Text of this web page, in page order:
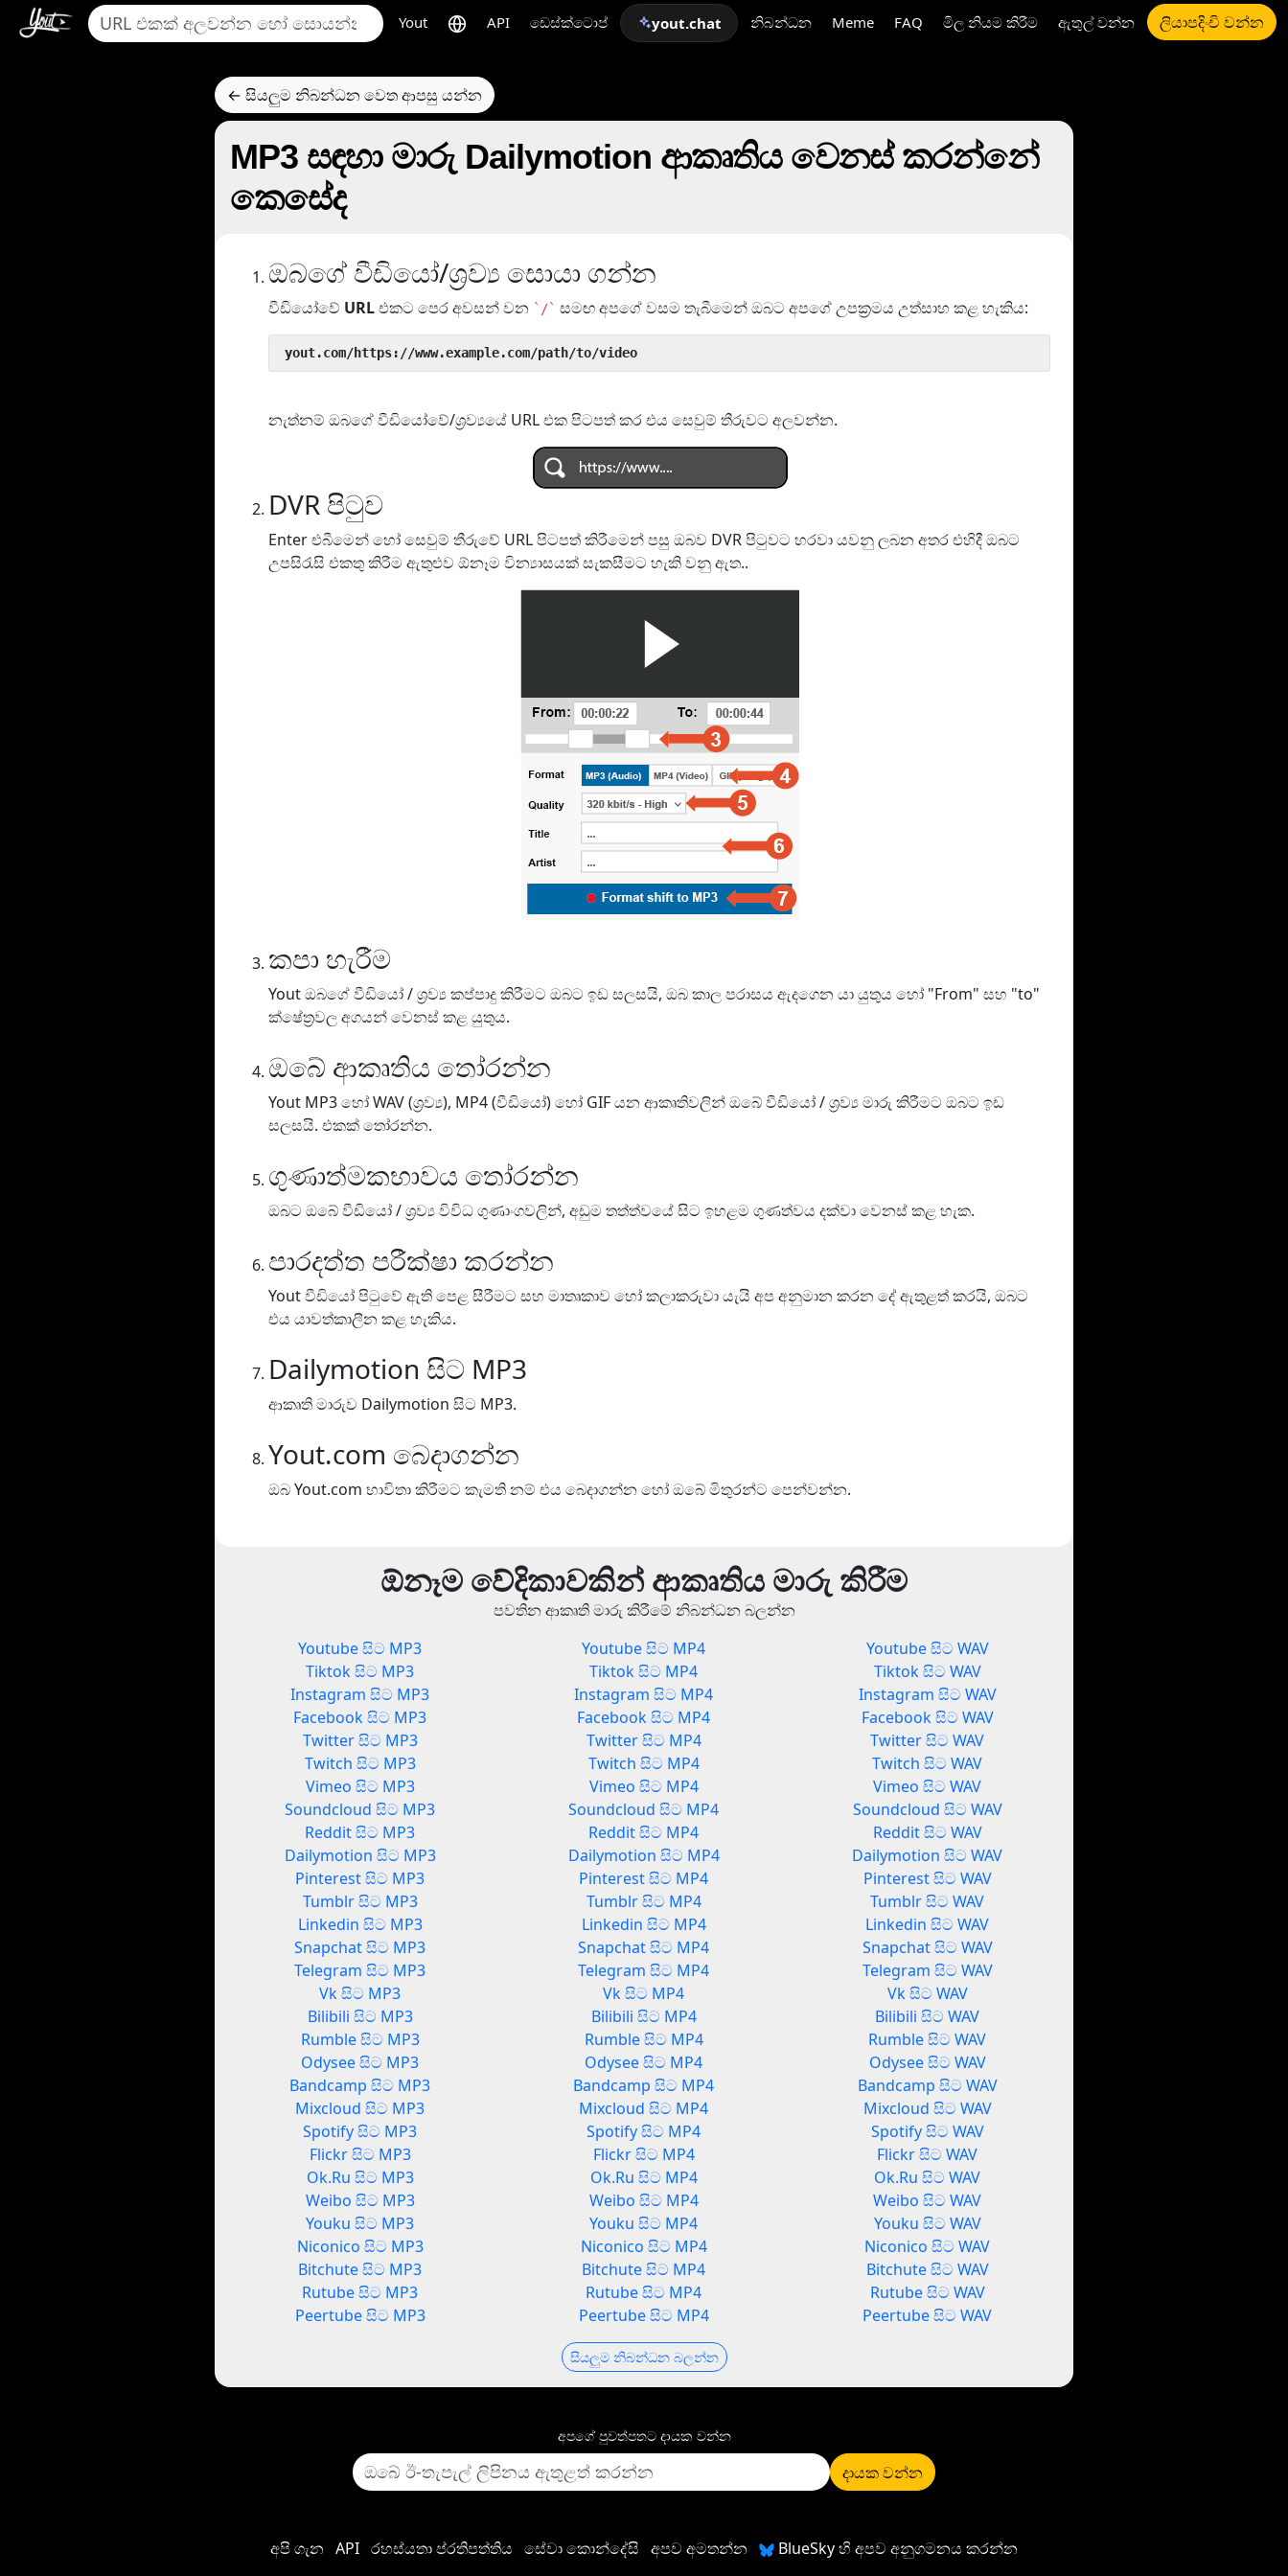
Yout API ඩෙස්ක්ටොප් yout.chat නිබන්ධන Meme FAQ මිල නියම කිරීම ඇතුල් වන්න ලියාපදිංචි වන්න
← සියලුම නිබන්ධන වෙත ආපසු යන්න
MP3 සඳහා මාරු Dailymotion ආකෘතිය වෙනස් කරන්නේ
කෙසේද
ඔබගේ වීඩියෝ/ශ්‍රව්‍ය සොයා ගන්න
වීඩියෝවේ URLඑකට පෙර අවසන් වන `/` සමඟ අපගේ වසම තැබීමෙන් ඔබට අපගේ උපක්‍රමය උත්සාහ කළ හැකිය:
yout.com/https://www.example.com/path/to/video
නැත්නම් ඔබගේ වීඩියෝවේ/ශ්‍රව්‍යයේ URL එක පිටපත් කර එය සෙවුම් තීරුවට අලවන්න.
DVR පිටුව
Enter එබීමෙන් හෝ සෙවුම් තීරුවේ URL පිටපත් කිරීමෙන් පසු ඔබව DVR පිටුවට හරවා යවනු ලබන අතර එහිදී ඔබට
උපසිරැසි එකතු කිරීම ඇතුළුව ඕනෑම වින්‍යාසයක් සැකසීමට හැකි වනු ඇත..
කපා හැරීම
Yout ඔබගේ වීඩියෝ / ශ්‍රව්‍ය කප්පාදු කිරීමට ඔබට ඉඩ සලසයි, ඔබ කාල පරාසය ඇදගෙන යා යුතුය හෝ "From" සහ "to"
ක්ෂේත්‍රවල අගයන් වෙනස් කළ යුතුය.
ඔබේ ආකෘතිය තෝරන්න
Yout MP3 හෝ WAV (ශ්‍රව්‍ය), MP4 (වීඩියෝ) හෝ GIF යන ආකෘතිවලින් ඔබේ වීඩියෝ / ශ්‍රව්‍ය මාරු කිරීමට ඔබට ඉඩ
සලසයි. එකක් තෝරන්න.
ගුණාත්මකභාවය තෝරන්න
ඔබට ඔබේ වීඩියෝ / ශ්‍රව්‍ය විවිධ ගුණාංගවලින්, අඩුම තත්ත්වයේ සිට ඉහළම ගුණත්වය දක්වා වෙනස් කළ හැක.
පාරදත්ත පරීක්ෂා කරන්න
Yout වීඩියෝ පිටුවේ ඇති පෙළ සීරීමට සහ මාතෘකාව හෝ කලාකරුවා යැයි අප අනුමාන කරන දේ ඇතුළත් කරයි, ඔබට
එය යාවත්කාලීන කළ හැකිය.
Dailymotion සිට MP3
ආකෘති මාරුව Dailymotion සිට MP3.
Yout.com බෙදාගන්න
ඔබ Yout.com භාවිතා කිරීමට කැමති නම් එය බෙදාගන්න හෝ ඔබේ මිතුරන්ට පෙන්වන්න.
ඕනෑම වේදිකාවකින් ආකෘතිය මාරු කිරීම
පවතින ආකෘති මාරු කිරීමේ නිබන්ධන බලන්න
Youtube සිට MP3
Tiktok සිට MP3
Instagram සිට MP3
Facebook සිට MP3
Twitter සිට MP3
Twitch සිට MP3
Vimeo සිට MP3
Soundcloud සිට MP3
Reddit සිට MP3
Dailymotion සිට MP3
Pinterest සිට MP3
Tumblr සිට MP3
Linkedin සිට MP3
Snapchat සිට MP3
Telegram සිට MP3
Vk සිට MP3
Bilibili සිට MP3
Rumble සිට MP3
Odysee සිට MP3
Bandcamp සිට MP3
Mixcloud සිට MP3
Spotify සිට MP3
Flickr සිට MP3
Ok.Ru සිට MP3
Weibo සිට MP3
Youku සිට MP3
Niconico සිට MP3
Bitchute සිට MP3
Rutube සිට MP3
Peertube සිට MP3
Youtube සිට MP4
Tiktok සිට MP4
Instagram සිට MP4
Facebook සිට MP4
Twitter සිට MP4
Twitch සිට MP4
Vimeo සිට MP4
Soundcloud සිට MP4
Reddit සිට MP4
Dailymotion සිට MP4
Pinterest සිට MP4
Tumblr සිට MP4
Linkedin සිට MP4
Snapchat සිට MP4
Telegram සිට MP4
Vk සිට MP4
Bilibili සිට MP4
Rumble සිට MP4
Odysee සිට MP4
Bandcamp සිට MP4
Mixcloud සිට MP4
Spotify සිට MP4
Flickr සිට MP4
Ok.Ru සිට MP4
Weibo සිට MP4
Youku සිට MP4
Niconico සිට MP4
Bitchute සිට MP4
Rutube සිට MP4
Peertube සිට MP4
Youtube සිට WAV
Tiktok සිට WAV
Instagram සිට WAV
Facebook සිට WAV
Twitter සිට WAV
Twitch සිට WAV
Vimeo සිට WAV
Soundcloud සිට WAV
Reddit සිට WAV
Dailymotion සිට WAV
Pinterest සිට WAV
Tumblr සිට WAV
Linkedin සිට WAV
Snapchat සිට WAV
Telegram සිට WAV
Vk සිට WAV
Bilibili සිට WAV
Rumble සිට WAV
Odysee සිට WAV
Bandcamp සිට WAV
Mixcloud සිට WAV
Spotify සිට WAV
Flickr සිට WAV
Ok.Ru සිට WAV
Weibo සිට WAV
Youku සිට WAV
Niconico සිට WAV
Bitchute සිට WAV
Rutube සිට WAV
Peertube සිට WAV
සියලුම නිබන්ධන බලන්න
අපගේ පුවත්පතට දායක වන්න
දායක වන්න
අපි ගැන API රහස්යතා ප්රතිපත්තිය සේවා කොන්දේසි අපව අමතන්න BlueSky හි අපව අනුගමනය කරන්න